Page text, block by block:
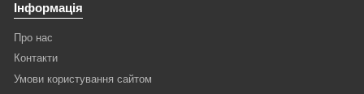
Інформація
Про нас
Контакти
Умови користування сайтом